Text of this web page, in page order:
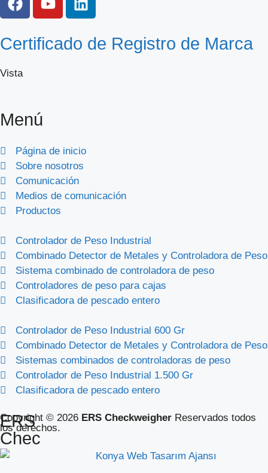
Certificado de Registro de Marca
Vista
Menú
Página de inicio
Sobre nosotros
Comunicación
Medios de comunicación
Productos
Controlador de Peso Industrial
Combinado Detector de Metales y Controladora de Peso
Sistema combinado de controladora de peso
Controladores de peso para cajas
Clasificadora de pescado entero
Controlador de Peso Industrial 600 Gr
Combinado Detector de Metales y Controladora de Peso
Sistemas combinados de controladoras de peso
Controlador de Peso Industrial 1.500 Gr
Clasificadora de pescado entero
ERS
Chec
Copyright © 2026 ERS Checkweigher Reservados todos
los derechos.